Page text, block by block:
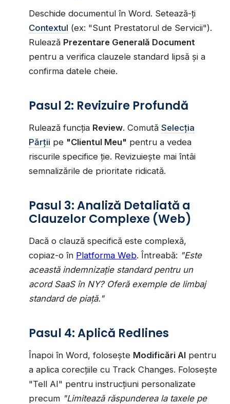
Deschide documentul în Word. Setează-ți
Contextul (ex: "Sunt Prestatorul de Servicii").
Rulează Prezentare Generală Document
pentru a verifica clauzele standard lipsă și a
confirma datele cheie.
Pasul 2: Revizuire Profundă
Rulează funcția Review. Comută Selecția
Părții pe "Clientul Meu" pentru a vedea
riscurile specifice ție. Revizuiește mai întâi
semnalizările de prioritate ridicată.
Pasul 3: Analiză Detaliată a
Clauzelor Complexe (Web)
Dacă o clauză specifică este complexă,
copiaz-o în Platforma Web. Întreabă: "Este
această indemnizație standard pentru un
acord SaaS în NY? Oferă exemple de limbaj
standard de piață."
Pasul 4: Aplică Redlines
Înapoi în Word, folosește Modificări AI pentru
a aplica corecțiile cu Track Changes. Folosește
"Tell AI" pentru instrucțiuni personalizate
precum "Limitează răspunderea la taxele pe